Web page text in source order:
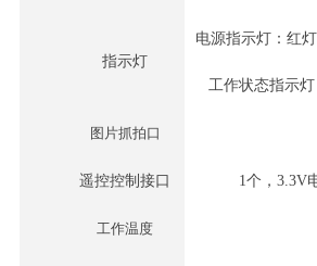
指示灯
电源指示灯：红
工作状态指示
图片抓拍口
遥控控制接口 1个，3.3V
工作温度